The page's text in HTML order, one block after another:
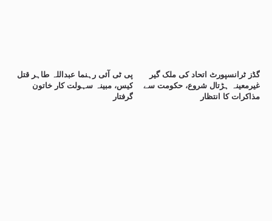
پی ٹی آئی رہنما عبداللہ طاہر قتل
کیس، مبینہ سہولت کار خاتون
گرفتار
گڈز ٹرانسپورٹ اتحاد کی ملک گیر
غیرمعینہ ہڑتال شروع، حکومت سے
مذاکرات کا انتظار